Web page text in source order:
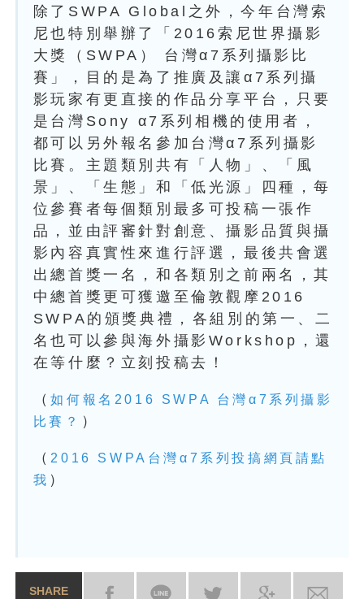
除了SWPA Global之外，今年台灣索
尼也特別舉辦了「2016索尼世界攝影
大獎（SWPA） 台灣α7系列攝影比
賽」，目的是為了推廣及讓α7系列攝
影玩家有更直接的作品分享平台，只要
是台灣Sony α7系列相機的使用者，
都可以另外報名參加台灣α7系列攝影
比賽。主題類別共有「人物」、「風
景」、「生態」和「低光源」四種，每
位參賽者每個類別最多可投稿一張作
品，並由評審針對創意、攝影品質與攝
影內容真實性來進行評選，最後共會選
出總首獎一名，和各類別之前兩名，其
中總首獎更可獲邀至倫敦觀摩2016
SWPA的頒獎典禮，各組別的第一、二
名也可以參與海外攝影Workshop，還
在等什麼？立刻投稿去！
（如何報名2016 SWPA 台灣α7系列攝影
比賽？
）
（2016 SWPA台灣α7系列投搞網頁請點
我 ）
SHARE